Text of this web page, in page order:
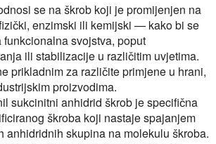
se na škrob koji je promijenjen na
enzimski ili kemijski — kako bi se
svojstva, poput
ili stabilizacije u različitim uvjetima.
prikladnim za različite primjene u hrani,
proizvodima.
sukcinitni anhidrid škrob je specifična
škroba koji nastaje spajanjem
anhidridnih skupina na molekulu škroba.